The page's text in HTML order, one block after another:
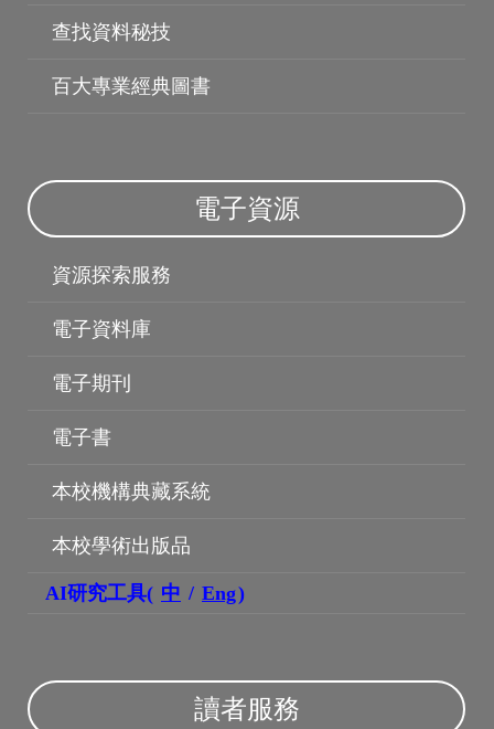
查找資料秘技
百大專業經典圖書
電子資源
資源探索服務
電子資料庫
電子期刊
電子書
本校機構典藏系統
本校學術出版品
AI研究工具( 中 / Eng)
讀者服務